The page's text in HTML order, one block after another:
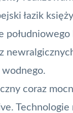
łazik
coraz